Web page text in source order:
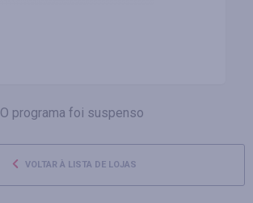
O programa foi suspenso
VOLTAR À LISTA DE LOJAS